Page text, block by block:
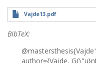
Vajde13.pdf
BibTeX:
author={Vajde,